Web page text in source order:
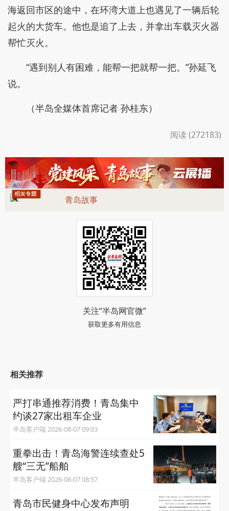
海返回市区的途中，在环湾大道上也遇见了一辆后轮
起火的大货车。他也是追了上去，并拿出车载灭火器
帮忙灭火。
“遇到别人有困难，能帮一把就帮一把。”孙延飞
说。
（半岛全媒体首席记者 孙桂东）
阅读 (272183)
青岛故事
关注“半岛网官微”
获取更多有用信息
相关推荐
严打串通推荐消费！青岛集中
约谈27家出租车企业
半岛客户端 2026-08-07 09:03
重拳出击！青岛海警连续查处5
艘“三无”船舶
半岛客户端 2026-08-07 08:57
青岛市民健身中心发布声明